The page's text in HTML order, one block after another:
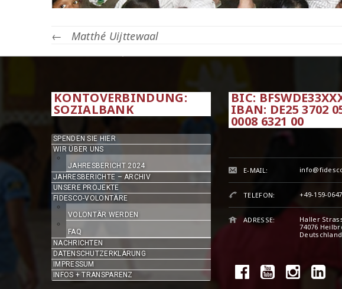
← Matthé Uijttewaal
KONTOVERBINDUNG:
SOZIALBANK
SPENDEN SIE HIER
WIR ÜBER UNS
JAHRESBERICHT 2024
JAHRESBERICHTE – ARCHIV
UNSERE PROJEKTE
FIDESCO-VOLONTÄRE
VOLONTÄR WERDEN
FAQ
NACHRICHTEN
DATENSCHUTZERKLÄRUNG
IMPRESSUM
INFOS + TRANSPARENZ
BIC:
IBAN: DE25 3702
0008 6321 00
E-MAIL:
TELEFON: +49-159-
ADRESSE:
Haller
74076
Deutschland